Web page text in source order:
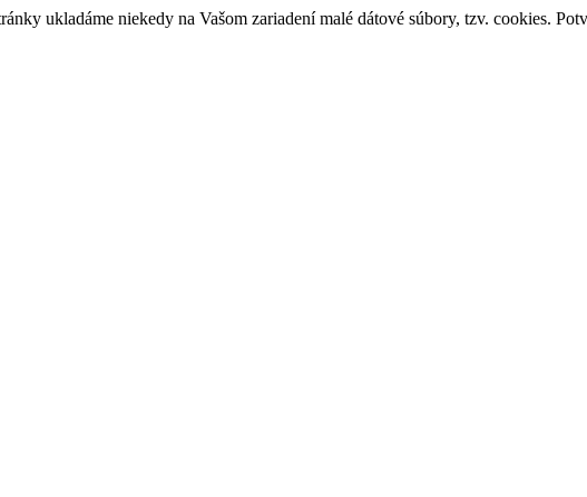
ukladáme niekedy na Vašom zariadení malé dátové súbory, tzv. cookies.